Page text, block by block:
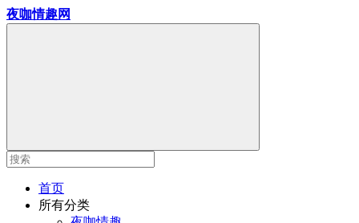
夜咖情趣网
首页
所有分类